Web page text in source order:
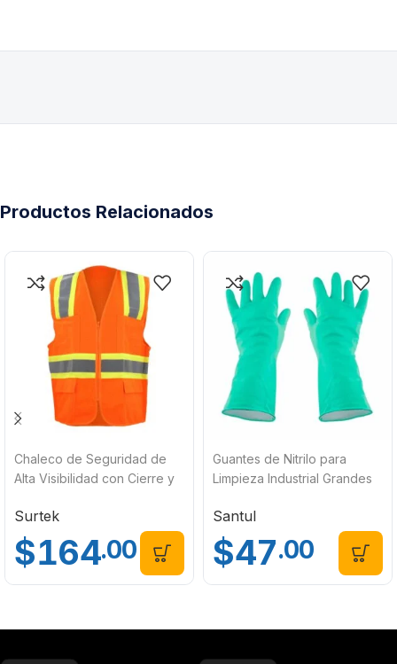
Productos Relacionados
Chaleco de Seguridad de
Alta Visibilidad con Cierre y
Surtek
$164.00
Guantes de Nitrilo para
Limpieza Industrial Grandes
Santul
$47.00